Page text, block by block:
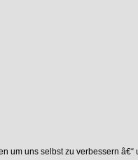
um uns selbst zu verbessern